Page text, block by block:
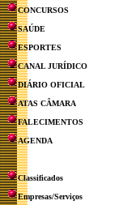
CONCURSOS
SAÚDE
ESPORTES
CANAL JURÍDICO
DIÁRIO OFICIAL
ATAS CÂMARA
FALECIMENTOS
AGENDA
Classificados
Empresas/Serviços